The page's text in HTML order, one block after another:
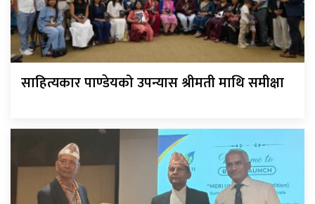
साहित्यकार पाण्डेयको उपन्यास श्रीमती माथि समीक्षा